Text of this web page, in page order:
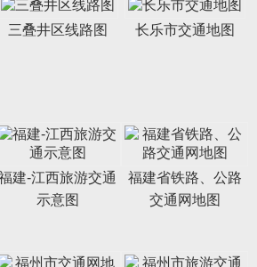
三叠井区线路图 长乐市交通地图
建-江西旅游交通
示意图
福建省铁路、公路
交通网地图